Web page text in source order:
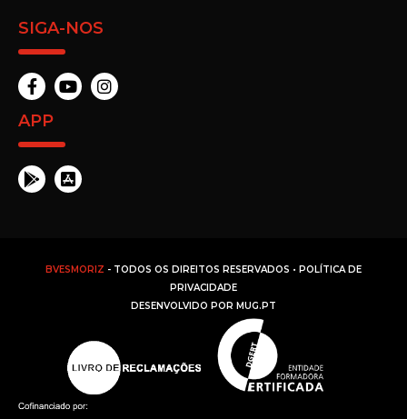
SIGA-NOS
APP
BVESMORIZ - TODOS OS DIREITOS RESERVADOS • POLÍTICA DE
PRIVACIDADE
DESENVOLVIDO POR MUG.PT